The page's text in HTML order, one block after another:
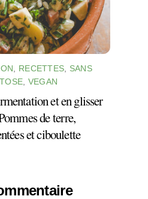
, RECETTES, SANS
, VEGAN
et en glisser
de terre,
et ciboulette